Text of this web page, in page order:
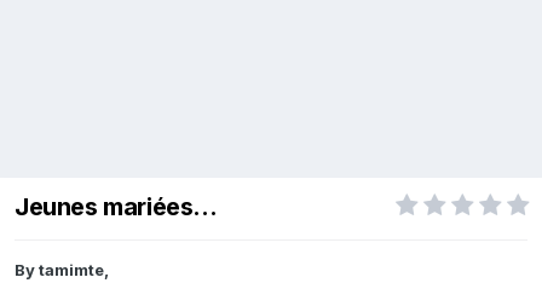
Jeunes mariées...
Bytamimte,